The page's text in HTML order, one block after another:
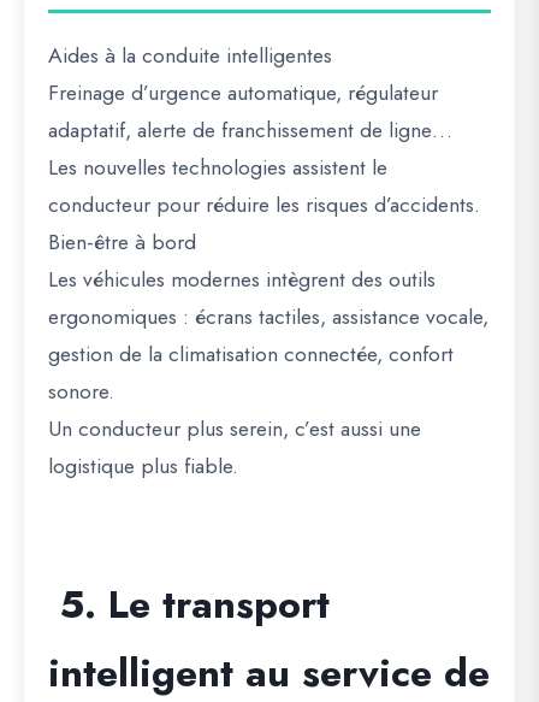
Aides à la conduite intelligentes
Freinage d’urgence automatique, régulateur
adaptatif, alerte de franchissement de ligne…
Les nouvelles technologies assistent le
conducteur pour réduire les risques d’accidents.
Bien-être à bord
Les véhicules modernes intègrent des outils
ergonomiques : écrans tactiles, assistance vocale,
gestion de la climatisation connectée, confort
sonore.
Un conducteur plus serein, c’est aussi une
logistique plus fiable.
5. Le transport
intelligent au service de